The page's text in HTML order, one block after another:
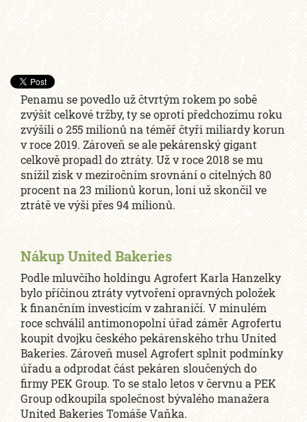
Penamu se povedlo už čtvrtým rokem po sobě
zvýšit celkové tržby, ty se oproti předchozímu roku
zvýšili o 255 milionů na téměř čtyři miliardy korun
v roce 2019. Zároveň se ale pekárenský gigant
celkově propadl do ztráty. Už v roce 2018 se mu
snížil zisk v meziročním srovnání o citelných 80
procent na 23 milionů korun, loni už skončil ve
ztrátě ve výši přes 94 milionů.
Nákup United Bakeries
Podle mluvčího holdingu Agrofert Karla Hanzelky
bylo příčinou ztráty vytvoření opravných položek
k finančním investicím v zahraničí. V minulém
roce schválil antimonopolní úřad záměr Agrofertu
koupit dvojku českého pekárenského trhu United
Bakeries. Zároveň musel Agrofert splnit podmínky
úřadu a odprodat část pekáren sloučených do
firmy PEK Group. To se stalo letos v červnu a PEK
Group odkoupila společnost bývalého manažera
United Bakeries Tomáše Vaňka.